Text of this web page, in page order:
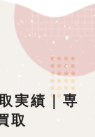
実績｜専
取